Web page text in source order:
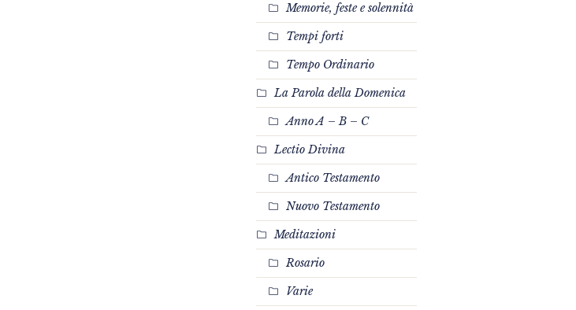
Memorie, feste e solennità
Tempi forti
Tempo Ordinario
La Parola della Domenica
Anno A – B – C
Lectio Divina
Antico Testamento
Nuovo Testamento
Meditazioni
Rosario
Varie